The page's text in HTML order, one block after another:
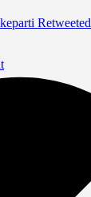
Retweeted